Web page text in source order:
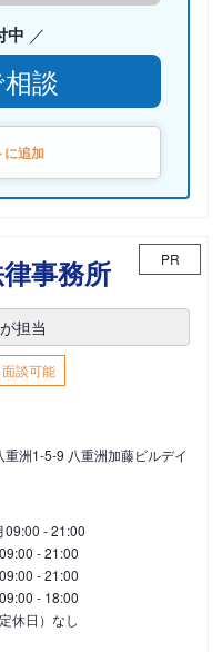
中
談
に追加
事務所 PR
担当
談可能
重洲1-5-9 八重洲加藤ビルデイ
09:00 - 21:00
09:00 - 21:00
09:00 - 21:00
09:00 - 18:00
定休日）なし